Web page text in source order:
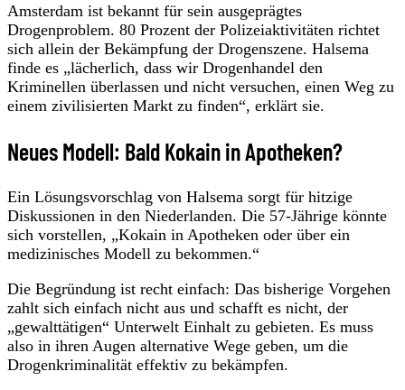
Amsterdam ist bekannt für sein ausgeprägtes
Drogenproblem. 80 Prozent der Polizeiaktivitäten richtet
sich allein der Bekämpfung der Drogenszene. Halsema
finde es „lächerlich, dass wir Drogenhandel den
Kriminellen überlassen und nicht versuchen, einen Weg zu
einem zivilisierten Markt zu finden“, erklärt sie.
Neues Modell: Bald Kokain in Apotheken?
Ein Lösungsvorschlag von Halsema sorgt für hitzige
Diskussionen in den Niederlanden. Die 57-Jährige könnte
sich vorstellen, „Kokain in Apotheken oder über ein
medizinisches Modell zu bekommen.“
Die Begründung ist recht einfach: Das bisherige Vorgehen
zahlt sich einfach nicht aus und schafft es nicht, der
„gewalttätigen“ Unterwelt Einhalt zu gebieten. Es muss
also in ihren Augen alternative Wege geben, um die
Drogenkriminalität effektiv zu bekämpfen.